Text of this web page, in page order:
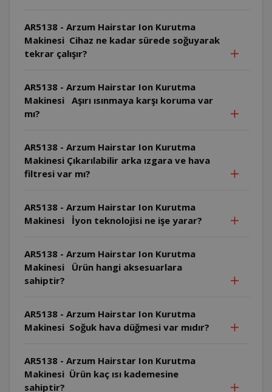
AR5138 - Arzum Hairstar Ion Kurutma
Makinesi Cihaz ne kadar sürede soğuyarak
tekrar çalışır?
AR5138 - Arzum Hairstar Ion Kurutma
Makinesi Aşırı ısınmaya karşı koruma var
mı?
AR5138 - Arzum Hairstar Ion Kurutma
Makinesi Çıkarılabilir arka ızgara ve hava
filtresi var mı?
AR5138 - Arzum Hairstar Ion Kurutma
Makinesi İyon teknolojisi ne işe yarar?
AR5138 - Arzum Hairstar Ion Kurutma
Makinesi Ürün hangi aksesuarlara
sahiptir?
AR5138 - Arzum Hairstar Ion Kurutma
Makinesi Soğuk hava düğmesi var mıdır?
AR5138 - Arzum Hairstar Ion Kurutma
Makinesi Ürün kaç ısı kademesine
sahiptir?